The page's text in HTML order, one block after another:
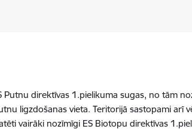
Putnu direktīvas 1.pielikuma sugas, no tām
ligzdošanas vieta. Teritorijā sastopami
vairāki nozīmīgi ES Biotopu direktīvas